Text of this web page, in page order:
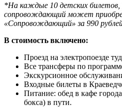
*На каждые 10 детских билетов,
сопровождающий может
«Сопровождающий» за 990
В стоимость включено:
Проезд на электропоезде
Все трансферы по
Экскурсионное
Входные билеты в
Питание: обед в кафе
бокса) в пути.